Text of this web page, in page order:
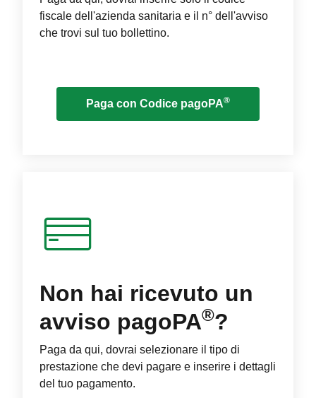
fiscale dell'azienda sanitaria e il n° dell'avviso
che trovi sul tuo bollettino.
Paga con Codice pagoPA®
Non hai ricevuto un
avviso pagoPA®?
Paga da qui, dovrai selezionare il tipo di
prestazione che devi pagare e inserire i dettagli
del tuo pagamento.